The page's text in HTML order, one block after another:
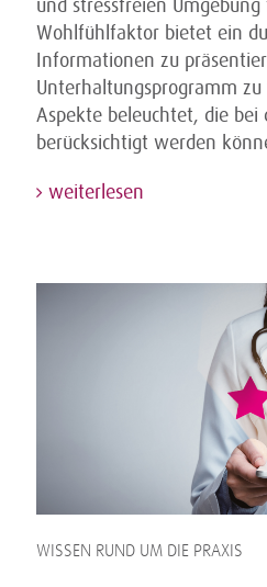
und stressfreien
Wohlfühlfaktor bietet ein
Informationen zu
Unterhaltungsprogramm
Aspekte beleuchtet, die
berücksichtigt werden
weiterlesen
WISSEN RUND UM DIE PRAXIS